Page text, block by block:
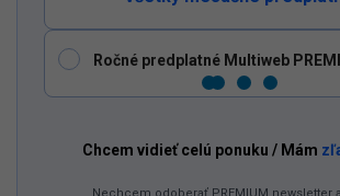
Ročné predplatné Multiweb
Chcem vidieť celú ponuku / Mám